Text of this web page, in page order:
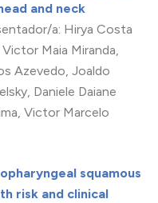
and neck
a: Hirya Costa
Maia Miranda,
Azevedo, Joaldo
Daniele Daiane
Victor Marcelo
squamous
risk and clinical